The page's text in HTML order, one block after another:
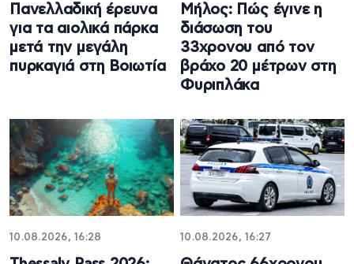
Πανελλαδική έρευνα
για τα αιολικά πάρκα
μετά την μεγάλη
πυρκαγιά στη Βοιωτία
Μήλος: Πώς έγινε η
διάσωση του
33χρονου από τον
βράχο 20 μέτρων στη
Φυριπλάκα
10.08.2026, 16:28 10.08.2026, 16:27